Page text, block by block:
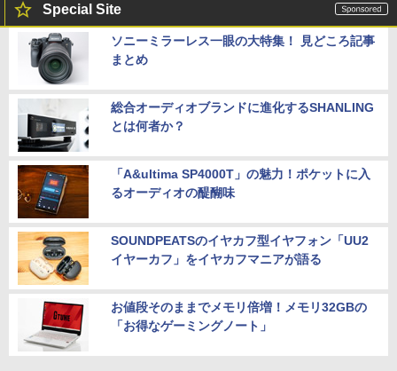
Special Site
ソニーミラーレス一眼の大特集！ 見どころ記事
まとめ
総合オーディオブランドに進化するSHANLING
とは何者か？
「A&ultima SP4000T」の魅力！ポケットに入
るオーディオの醍醐味
SOUNDPEATSのイヤカフ型イヤフォン「UU2
イヤーカフ」をイヤカフマニアが語る
お値段そのままでメモリ倍増！メモリ32GBの
「お得なゲーミングノート」